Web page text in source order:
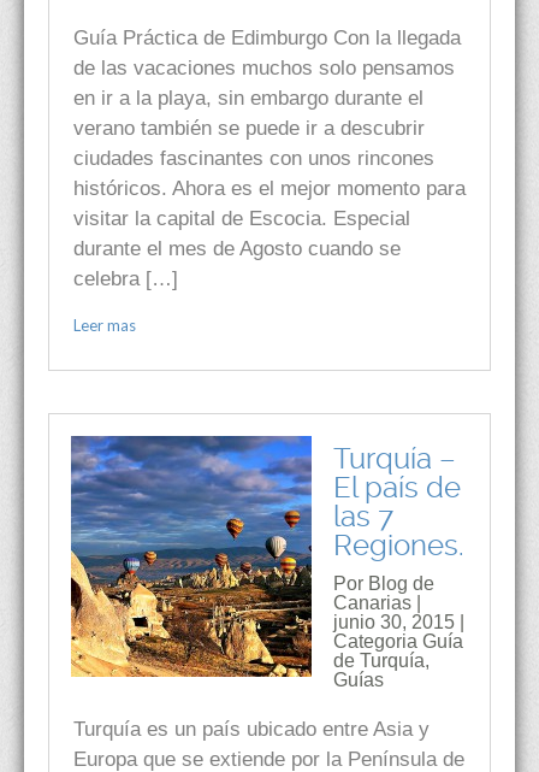
Guía Práctica de Edimburgo Con la llegada
de las vacaciones muchos solo pensamos
en ir a la playa, sin embargo durante el
verano también se puede ir a descubrir
ciudades fascinantes con unos rincones
históricos. Ahora es el mejor momento para
visitar la capital de Escocia. Especial
durante el mes de Agosto cuando se
celebra […]
Leer mas
Turquía –
El país de
las 7
Regiones.
Por Blog de
Canarias |
junio 30, 2015 |
Categoria Guía
de Turquía,
Guías
Turquía es un país ubicado entre Asia y
Europa que se extiende por la Península de